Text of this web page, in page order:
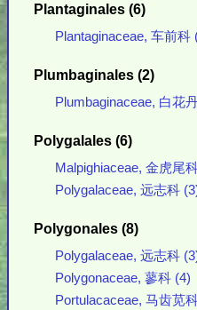
Plantaginales (6)
Plantaginaceae, 车前科
Plumbaginales (2)
Plumbaginaceae, 白花
Polygalales (6)
Malpighiaceae, 金虎尾
Polygalaceae, 远志科
Polygonales (8)
Polygalaceae, 远志科
Polygonaceae, 蓼科 (4)
Portulacaceae, 马齿苋